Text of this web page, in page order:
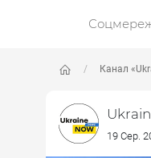
Канал
19 Сер.